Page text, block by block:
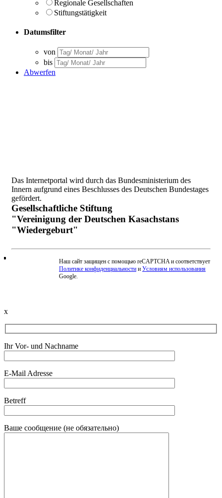
Regionale Gesellschaften
Stiftungstätigkeit
Datumsfilter
von
bis
Abwerfen
Das Internetportal wird durch das Bundesministerium des
Innern aufgrund eines Beschlusses des Deutschen Bundestages
gefördert.
Gesellschaftliche Stiftung
"Vereinigung der Deutschen Kasachstans
"Wiedergeburt"
Beschwerde einreichen
Наш сайт защищен с помощью reCAPTCHA и соответствует
Политике конфиденциальности и Условиям использования
Google.
x
Ihr Vor- und Nachname
E-Mail Adresse
Betreff
Ваше сообщение (не обязательно)